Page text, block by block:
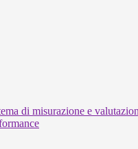
di misurazione e